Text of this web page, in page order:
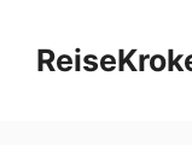
innhold